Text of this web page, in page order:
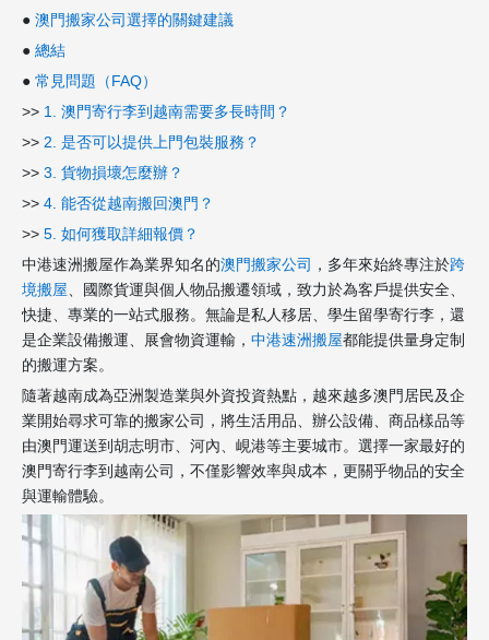
● 澳門搬家公司選擇的關鍵建議
● 總結
● 常見問題（FAQ）
>> 1. 澳門寄行李到越南需要多長時間？
>> 2. 是否可以提供上門包裝服務？
>> 3. 貨物損壞怎麼辦？
>> 4. 能否從越南搬回澳門？
>> 5. 如何獲取詳細報價？
中港速洲搬屋作為業界知名的澳門搬家公司 ，多年來始終專注於跨
境搬屋、國際貨運與個人物品搬遷領域，致力於為客戶提供安全、
快捷、專業的一站式服務。無論是私人移居、學生留學寄行李，還
是企業設備搬運、展會物資運輸， 中港速洲搬屋都能提供量身定制
的搬運方案。
隨著越南成為亞洲製造業與外資投資熱點，越來越多澳門居民及企
業開始尋求可靠的搬家公司，將生活用品、辦公設備、商品樣品等
由澳門運送到胡志明市、河內、峴港等主要城市。選擇一家最好的
澳門寄行李到越南公司，不僅影響效率與成本，更關乎物品的安全
與運輸體驗。